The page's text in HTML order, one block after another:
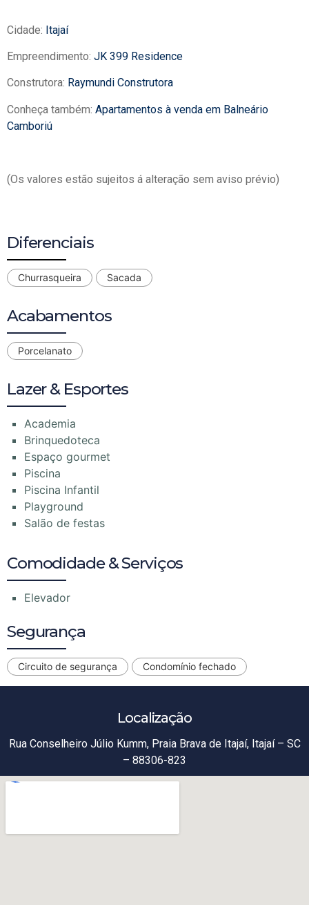
Cidade: Itajaí
Empreendimento: JK 399 Residence
Construtora: Raymundi Construtora
Conheça também: Apartamentos à venda em Balneário
Camboriú
(Os valores estão sujeitos á alteração sem aviso prévio)
Diferenciais
Churrasqueira Sacada
Acabamentos
Porcelanato
Lazer & Esportes
Academia
Brinquedoteca
Espaço gourmet
Piscina
Piscina Infantil
Playground
Salão de festas
Comodidade & Serviços
Elevador
Segurança
Circuito de segurança Condomínio fechado
Localização
Rua Conselheiro Júlio Kumm, Praia Brava de Itajaí, Itajaí – SC
– 88306-823